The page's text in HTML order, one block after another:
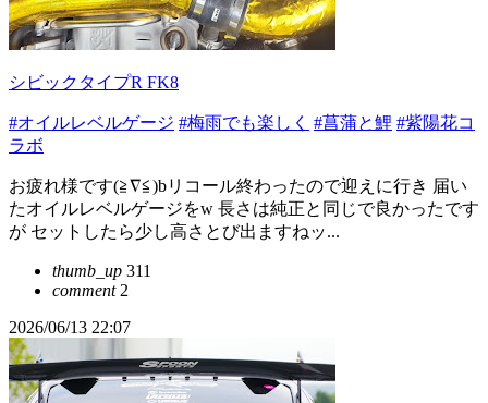
シビックタイプR FK8
#オイルレベルゲージ #梅雨でも楽しく #菖蒲と鯉 #紫陽花コ
ラボ
お疲れ様です(≧∇≦)bリコール終わったので迎えに行き 届い
たオイルレベルゲージをw 長さは純正と同じで良かったです
が セットしたら少し高さとび出ますねッ...
thumb_up 311
comment2
2026/06/13 22:07